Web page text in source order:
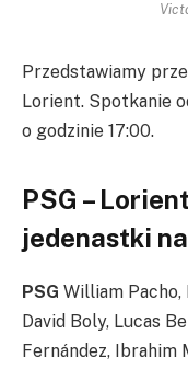
Przedstawiamy
Lorient. Spotkanie
o godzinie 17:00.
PSG –
jedenastki
PSG William Pacho,
David Boly, Lucas
Fernández, Ibrahim